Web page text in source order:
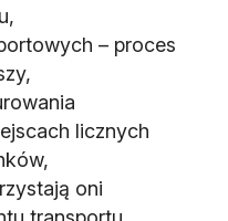
– proces
licznych
oni